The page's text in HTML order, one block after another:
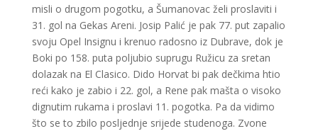
misli o drugom pogotku, a Šumanovac želi proslaviti i
31. gol na Gekas Areni. Josip Palić je pak 77. put zapalio
svoju Opel Insignu i krenuo radosno iz Dubrave, dok je
Boki po 158. puta poljubio suprugu Ružicu za sretan
dolazak na El Clasico. Dido Horvat bi pak dečkima htio
reći kako je zabio i 22. gol, a Rene pak mašta o visoko
dignutim rukama i proslavi 11. pogotka. Pa da vidimo
što se to zbilo posljednje srijede studenoga. Zvone